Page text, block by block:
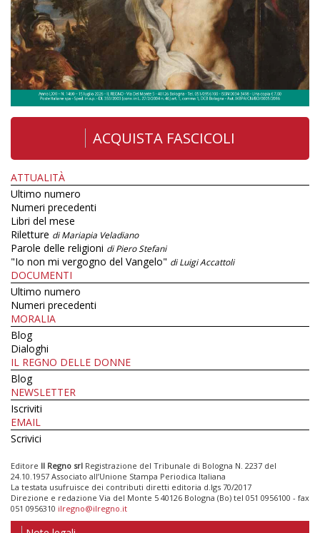
ACQUISTA FASCICOLI
ATTUALITÀ
Ultimo numero
Numeri precedenti
Libri del mese
Riletture di Mariapia Veladiano
Parole delle religioni di Piero Stefani
"Io non mi vergogno del Vangelo" di Luigi Accattoli
DOCUMENTI
Ultimo numero
Numeri precedenti
MORALIA
Blog
Dialoghi
IL REGNO DELLE DONNE
Blog
NEWSLETTER
Iscriviti
EMAIL
Scrivici
Editore Il Regno srl Registrazione del Tribunale di Bologna N. 2237 del
24.10.1957 Associato all’Unione Stampa Periodica Italiana
La testata usufruisce dei contributi diretti editoria d.lgs 70/2017
Direzione e redazione Via del Monte 5 40126 Bologna (Bo) tel 051 0956100 - fax
051 0956310 ilregno@ilregno.it